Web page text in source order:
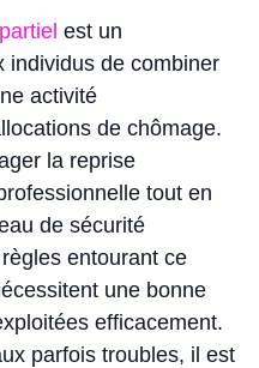
est un
individus de combiner
activité
de chômage.
la reprise
tout en
de sécurité
entourant ce
une bonne
efficacement.
parfois troubles, il est